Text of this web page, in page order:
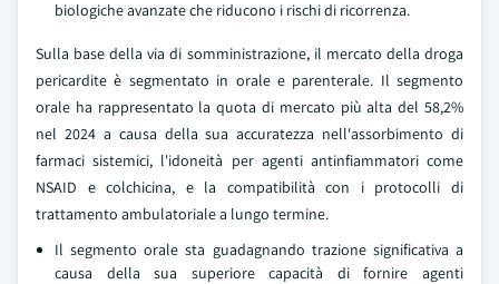
biologiche avanzate che riducono i rischi di ricorrenza.
Sulla base della via di somministrazione, il mercato della droga
pericardite è segmentato in orale e parenterale. Il segmento
orale ha rappresentato la quota di mercato più alta del 58,2%
nel 2024 a causa della sua accuratezza nell'assorbimento di
farmaci sistemici, l'idoneità per agenti antinfiammatori come
NSAID e colchicina, e la compatibilità con i protocolli di
trattamento ambulatoriale a lungo termine.
Il segmento orale sta guadagnando trazione significativa a
causa della sua superiore capacità di fornire agenti